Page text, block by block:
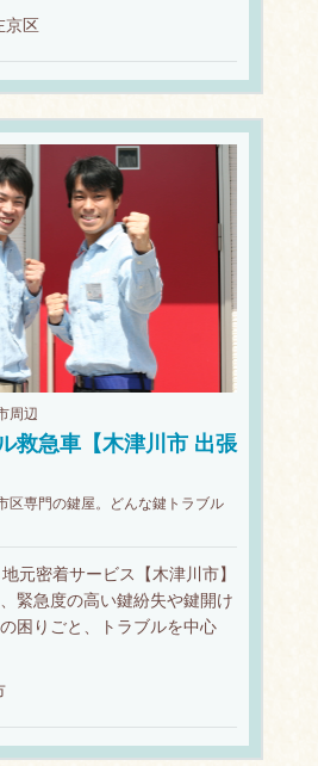
京区
周辺
救急車【木津川市 出張
区専門の鍵屋。どんな鍵トラブル
元密着サービス【木津川市】
緊急度の高い鍵紛失や鍵開け
困りごと、トラブルを中心